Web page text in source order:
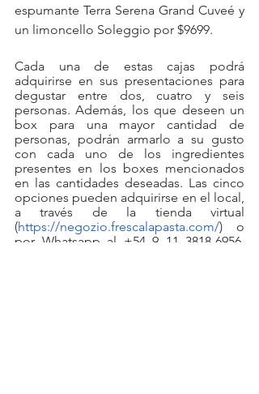
espumante Terra Serena Grand Cuveé y
un limoncello Soleggio por $9699.
Cada una de estas cajas podrá
adquirirse en sus presentaciones para
degustar entre dos, cuatro y seis
personas. Además, los que deseen un
box para una mayor cantidad de
personas, podrán armarlo a su gusto
con cada uno de los ingredientes
presentes en los boxes mencionados
en las cantidades deseadas. Las cinco
opciones pueden adquirirse en el local,
a través de la tienda virtual
(https://negozio.frescalapasta.com/) o
por Whatsapp al +54 9 11 3818-6956.